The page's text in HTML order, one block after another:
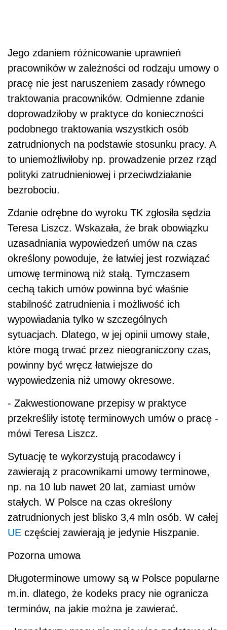
Jego zdaniem różnicowanie uprawnień
pracowników w zależności od rodzaju umowy o
pracę nie jest naruszeniem zasady równego
traktowania pracowników. Odmienne zdanie
doprowadziłoby w praktyce do konieczności
podobnego traktowania wszystkich osób
zatrudnionych na podstawie stosunku pracy. A
to uniemożliwiłoby np. prowadzenie przez rząd
polityki zatrudnieniowej i przeciwdziałanie
bezrobociu.
Zdanie odrębne do wyroku TK zgłosiła sędzia
Teresa Liszcz. Wskazała, że brak obowiązku
uzasadniania wypowiedzeń umów na czas
określony powoduje, że łatwiej jest rozwiązać
umowę terminową niż stałą. Tymczasem
cechą takich umów powinna być właśnie
stabilność zatrudnienia i możliwość ich
wypowiadania tylko w szczególnych
sytuacjach. Dlatego, w jej opinii umowy stałe,
które mogą trwać przez nieograniczony czas,
powinny być wręcz łatwiejsze do
wypowiedzenia niż umowy okresowe.
- Zakwestionowane przepisy w praktyce
przekreśliły istotę terminowych umów o pracę -
mówi Teresa Liszcz.
Sytuację te wykorzystują pracodawcy i
zawierają z pracownikami umowy terminowe,
np. na 10 lub nawet 20 lat, zamiast umów
stałych. W Polsce na czas określony
zatrudnionych jest blisko 3,4 mln osób. W całej
UE częściej zawierają je jedynie Hiszpanie.
Pozorna umowa
Długoterminowe umowy są w Polsce popularne
m.in. dlatego, że kodeks pracy nie ogranicza
terminów, na jakie można je zawierać.